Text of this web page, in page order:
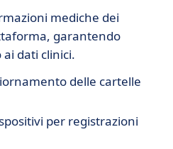
mediche dei
garantendo
ai dati clinici.
delle cartelle
per registrazioni